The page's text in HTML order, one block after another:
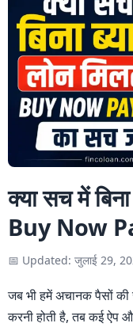
क्या सच में
Buy Now
📅 Updated: जुलाई 29,
जब भी हमें अचानक पैसों की
करनी होती है, तब कई ऐप